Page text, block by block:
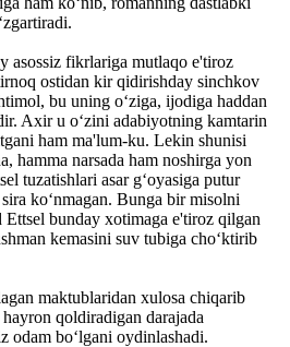
asossiz fikrlariga mutlaqo e'tiroz
ostidan kir qidirishday sinchkov
bu uning o‘ziga, ijodiga haddan
Axir u o‘zini adabiyotning kamtarin
ham ma'lum-ku. Lekin shunisi
hamma narsada ham noshirga yon
tuzatishlari asar g‘oyasiga putur
ko‘nmagan. Bunga bir misolni
bunday xotimaga e'tiroz qilgan
kemasini suv tubiga cho‘ktirib
maktublaridan xulosa chiqarib
qoldiradigan darajada
odam bo‘lgani oydinlashadi.